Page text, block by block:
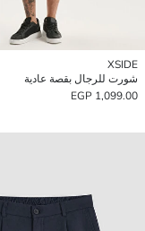
XSIDE
شورت للرجال بقصة عادية
1,099.00 EGP